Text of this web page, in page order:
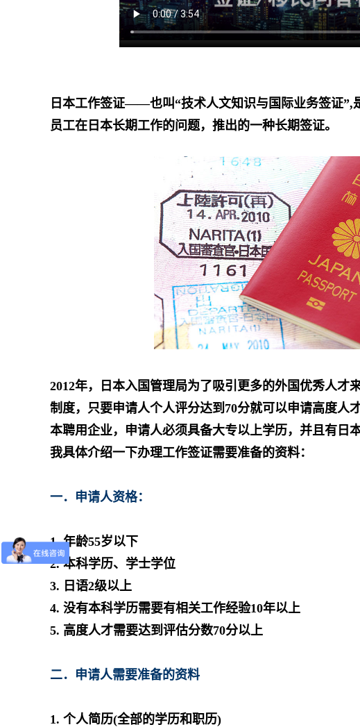
日本工作签证——也叫“技术人文知识与国际业务签证”,
员工在日本长期工作的问题，推出的一种长期签证。
2012年，日本入国管理局为了吸引更多的外国优秀人才
制度，只要申请人个人评分达到70分就可以申请高度人
本聘用企业，申请人必须具备大专以上学历，并且有日
我具体介绍一下办理工作签证需要准备的资料：
一．申请人资格：
1. 年龄55岁以下
2. 本科学历、学士学位
3. 日语2级以上
4. 没有本科学历需要有相关工作经验10年以上
5. 高度人才需要达到评估分数70分以上
二．申请人需要准备的资料
1. 个人简历(全部的学历和职历)